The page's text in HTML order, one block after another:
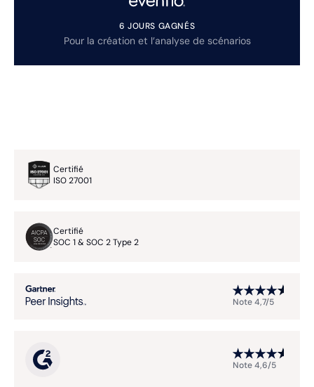
6 JOURS GAGNÉS
Pour la création et l’analyse de scénarios
Certifié
ISO 27001
Certifié
SOC 1 & SOC 2 Type 2
Note 4,7/5
Note 4,6/5